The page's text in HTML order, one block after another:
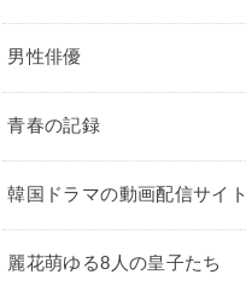
男性俳優
青春の記録
韓国ドラマの動画配信サイト
麗花萌ゆる8人の皇子たち